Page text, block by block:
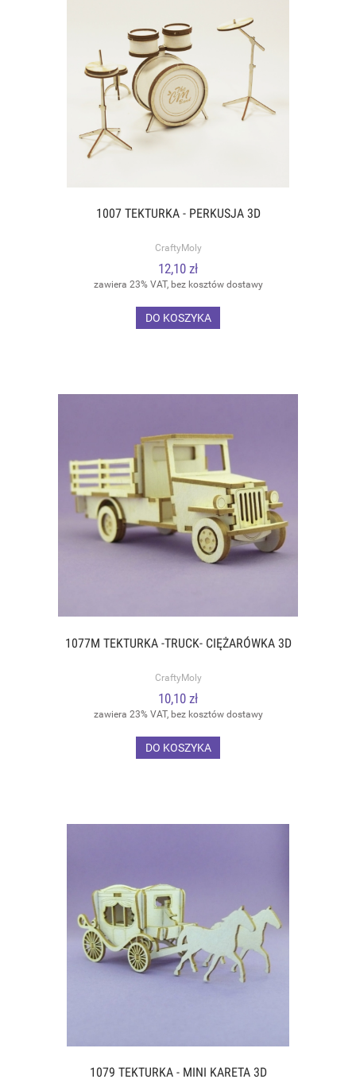
1007 TEKTURKA - PERKUSJA 3D
CraftyMoly
12,10 zł
zawiera 23% VAT, bez kosztów dostawy
DO KOSZYKA
1077M TEKTURKA -TRUCK- CIĘŻARÓWKA 3D
CraftyMoly
10,10 zł
zawiera 23% VAT, bez kosztów dostawy
DO KOSZYKA
1079 TEKTURKA - MINI KARETA 3D